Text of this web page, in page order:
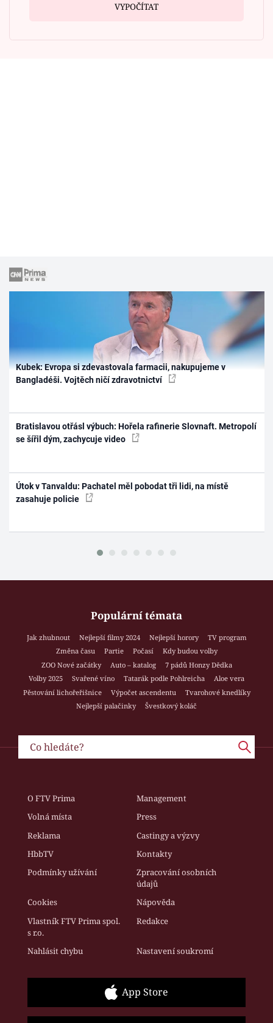
VYPOČÍTAT
Kubek: Evropa si zdevastovala farmacii, nakupujeme v
Bangladéši. Vojtěch ničí zdravotnictví
Bratislavou otřásl výbuch: Hořela rafinerie Slovnaft. Metropolí
se šířil dým, zachycuje video
Útok v Tanvaldu: Pachatel měl pobodat tři lidi, na místě
zasahuje policie
Populární témata
Jak zhubnout Nejlepší filmy 2024 Nejlepší horory
TV program
Změna času
Partie Počasí
Kdy budou volby
ZOO Nové začátky
Auto – katalog
7 pádů Honzy Dědka
Volby 2025
Svařené víno Tatarák podle Pohlreicha
Aloe vera
Pěstování lichořeřišnice
Výpočet ascendentu
Tvarohové knedlíky
Nejlepší palačinky
Švestkový koláč
O FTV Prima
Management
Volná místa
Press
Reklama
Castingy a výzvy
HbbTV
Kontakty
Podmínky užívání
Zpracování osobních
údajů
Cookies
Nápověda
Vlastník FTV Prima spol.
s r.o.
Redakce
Nahlásit chybu Nastavení soukromí
App Store